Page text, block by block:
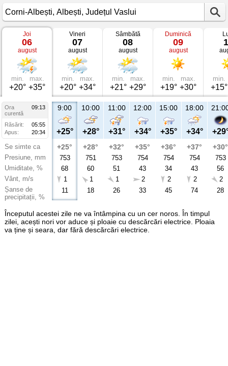
Vremea
Corni-
Albești
Albești,
Județul
Vaslui
Joi
06
august
min.
+20°
max.
+35°
Vineri
07
august
min.
+20°
max.
+34°
Sâmbătă
08
august
min.
+21°
max.
+29°
Duminică
09
august
min.
+19°
max.
+30°
min.
+15°
Ora
09:13
curentă
Răsărit:
05:55
Apus:
20:34
Se simte ca
Presiune, mm
Umiditate, %
Vânt, m/s
Șanse de
precipitații, %
9:00
+25°
+25°
753
68
1
11
10:00
+28°
+28°
751
60
1
18
11:00
+31°
+32°
753
51
1
26
12:00
+34°
+35°
754
43
2
33
15:00
+35°
+36°
754
34
2
45
18:00
+34°
+37°
754
43
2
74
+30°
753
56
2
28
Începutul acestei zile ne va întâmpina cu un cer noros. În timpul
zilei, acești nori vor aduce și ploaie cu descărcări electrice. Ploaia
va ține și seara, dar fără descărcări electrice.